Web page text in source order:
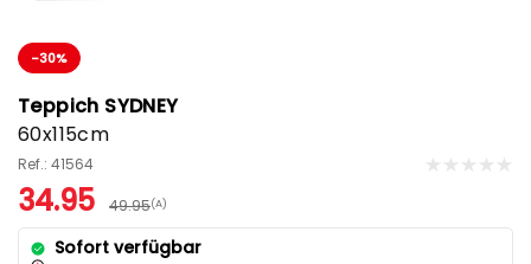
-30%
Teppich SYDNEY
60x115cm
Ref.: 41564
34.95 49.95(A)
Sofort verfügbar